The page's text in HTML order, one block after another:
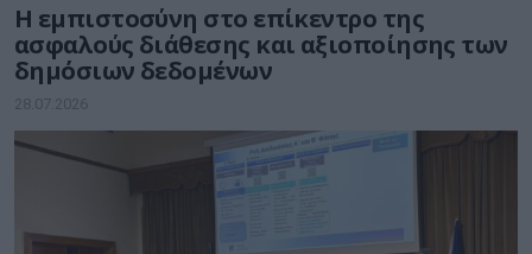
Η εμπιστοσύνη στο επίκεντρο της
ασφαλούς διάθεσης και αξιοποίησης των
δημόσιων δεδομένων
28.07.2026